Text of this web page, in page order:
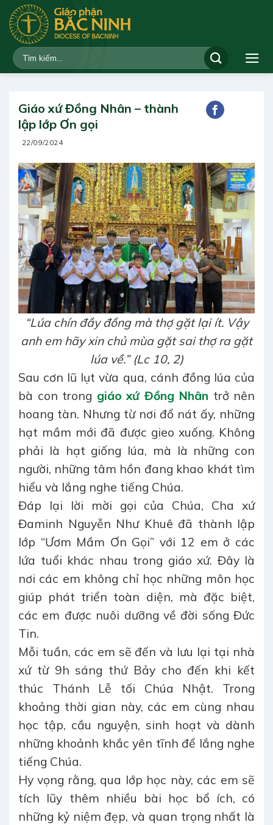
qua
dung
Giáo xứ Đồng Nhân – thành
lập lớp Ơn gọi
22/09/2024
“Lúa chín đầy đồng mà thợ gặt lại ít. Vậy
anh em hãy xin chủ mùa gặt sai thợ ra gặt
lúa về.” (Lc 10, 2)
Sau cơn lũ lụt vừa qua, cánh đồng lúa của
bà con trong giáo xứ Đồng Nhân trở nên
hoang tàn. Nhưng từ nơi đổ nát ấy, những
hạt mầm mới đã được gieo xuống. Không
phải là hạt giống lúa, mà là những con
người, những tâm hồn đang khao khát tìm
hiểu và lắng nghe tiếng Chúa.
Đáp lại lời mời gọi của Chúa, Cha xứ
Đaminh Nguyễn Như Khuê đã thành lập
lớp “Ươm Mầm Ơn Gọi” với 12 em ở các
lứa tuổi khác nhau trong giáo xứ. Đây là
nơi các em không chỉ học những môn học
giúp phát triển toàn diện, mà đặc biệt,
các em được nuôi dưỡng về đời sống Đức
Tin.
Mỗi tuần, các em sẽ đến và lưu lại tại nhà
xứ từ 9h sáng thứ Bảy cho đến khi kết
thúc Thánh Lễ tối Chúa Nhật. Trong
khoảng thời gian này, các em cùng nhau
học tập, cầu nguyện, sinh hoạt và dành
những khoảnh khắc yên tĩnh để lắng nghe
tiếng Chúa.
Hy vọng rằng, qua lớp học này, các em sẽ
tích lũy thêm nhiều bài học bổ ích, có
những kỷ niệm đẹp, và quan trọng nhất là